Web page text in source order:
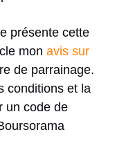
présente cette
mon avis sur
de parrainage.
conditions et la
un code de